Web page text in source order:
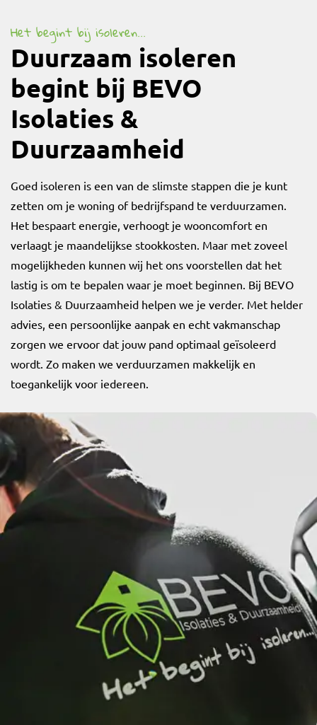
Het begint bij isoleren...
Duurzaam isoleren
begint bij BEVO
Isolaties &
Duurzaamheid
Goed isoleren is een van de slimste stappen die je kunt
zetten om je woning of bedrijfspand te verduurzamen.
Het bespaart energie, verhoogt je wooncomfort en
verlaagt je maandelijkse stookkosten. Maar met zoveel
mogelijkheden kunnen wij het ons voorstellen dat het
lastig is om te bepalen waar je moet beginnen. Bij BEVO
Isolaties & Duurzaamheid helpen we je verder. Met helder
advies, een persoonlijke aanpak en echt vakmanschap
zorgen we ervoor dat jouw pand optimaal geïsoleerd
wordt. Zo maken we verduurzamen makkelijk en
toegankelijk voor iedereen.